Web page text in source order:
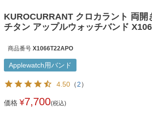
KUROCURRANT クロカラント 両開
チタン アップルウォッチバンド
商品番号 X1066T22APO
Applewatch用バンド
4.50 （2）
価格 ¥7,700(税込)